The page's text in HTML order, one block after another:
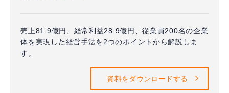
売上81.9億円、経常利益28.9億円、従業員200名の企業
体を実現した経営手法を2つのポイントから解説しま
す。
資料をダウンロードする